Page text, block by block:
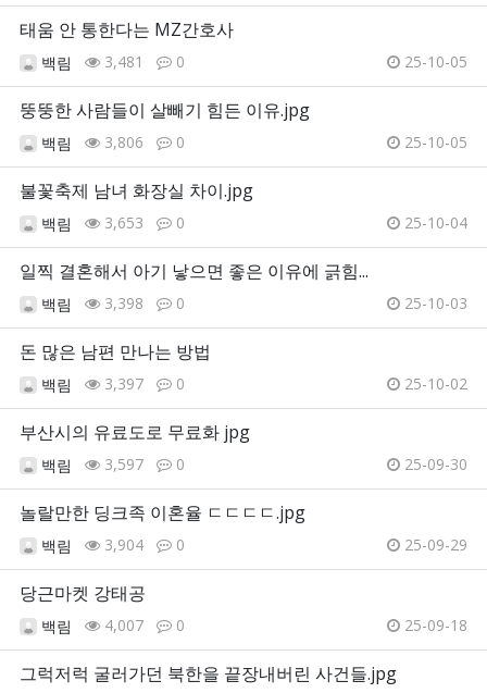
태움 안 통한다는 MZ간호사
백림 3,481 0 25-10-05
뚱뚱한 사람들이 살빼기 힘든 이유.jpg
백림 3,806 0 25-10-05
불꽃축제 남녀 화장실 차이.jpg
백림 3,653 0 25-10-04
일찍 결혼해서 아기 낳으면 좋은 이유에 긁힘...
백림 3,398 0 25-10-03
돈 많은 남편 만나는 방법
백림 3,397 0 25-10-02
부산시의 유료도로 무료화 jpg
백림 3,597 0 25-09-30
놀랄만한 딩크족 이혼율 ㄷㄷㄷㄷ.jpg
백림 3,904 0 25-09-29
당근마켓 강태공
백림 4,007 0 25-09-18
그럭저럭 굴러가던 북한을 끝장내버린 사건들.jpg